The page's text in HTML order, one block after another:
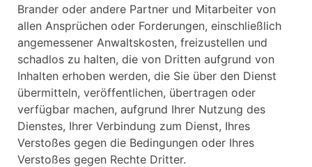
Brander oder andere Partner und Mitarbeiter von
allen Ansprüchen oder Forderungen, einschließlich
angemessener Anwaltskosten, freizustellen und
schadlos zu halten, die von Dritten aufgrund von
Inhalten erhoben werden, die Sie über den Dienst
übermitteln, veröffentlichen, übertragen oder
verfügbar machen, aufgrund Ihrer Nutzung des
Dienstes, Ihrer Verbindung zum Dienst, Ihres
Verstoßes gegen die Bedingungen oder Ihres
Verstoßes gegen Rechte Dritter.